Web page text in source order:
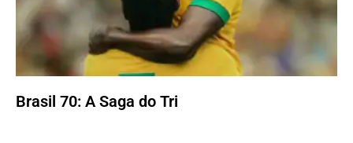
Brasil 70: A Saga do Tri